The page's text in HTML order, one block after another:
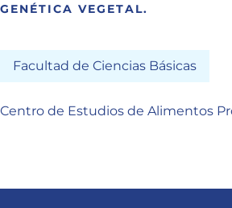
GENÉTICA VEGETAL.
Facultad de Ciencias Básicas
Centro de Estudios de Alimentos